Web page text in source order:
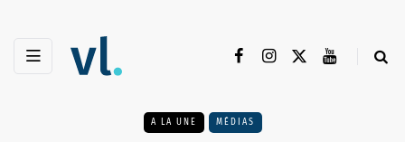
A LA UNE MÉDIAS